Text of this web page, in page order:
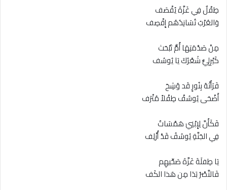
طِفْلٌ فِي غَزَّةَ يُقْصَف
وَالعُرْبُ تُسَانِدُهُم إِقْصِف
مِنْ صَدْمَتِهَا أُمٌّ تَبْحَث
كَيْرِلِيٌّ شَعْرُكَ يَا يُوسُف
فَرَأَتْهُ بِنُورٍ قَد وُشِحَ
أَضْحَى يُوسُفْ طِفْلاً مُتْرَف
فَكَأَنَّ لِإِبْنِيَ هَمْسَاتٌ
فِي الجَنَّةِ يُوسُفُ قَدْ أُزْلِف
يَا طِفلَةَ غَزَّةَ صَحِّيهِم
فَالنَّصْرُ بَدَا مِن هَذا الكَف